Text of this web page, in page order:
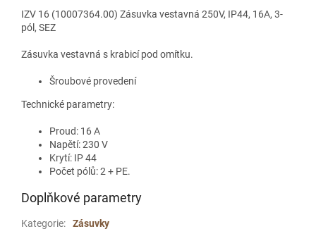
IZV 16 (10007364.00) Zásuvka vestavná 250V, IP44, 16A, 3-
pól, SEZ
Zásuvka vestavná s krabicí pod omítku.
Šroubové provedení
Technické parametry:
Proud: 16 A
Napětí: 230 V
Krytí: IP 44
Počet pólů: 2 + PE.
Doplňkové parametry
Kategorie:
Zásuvky